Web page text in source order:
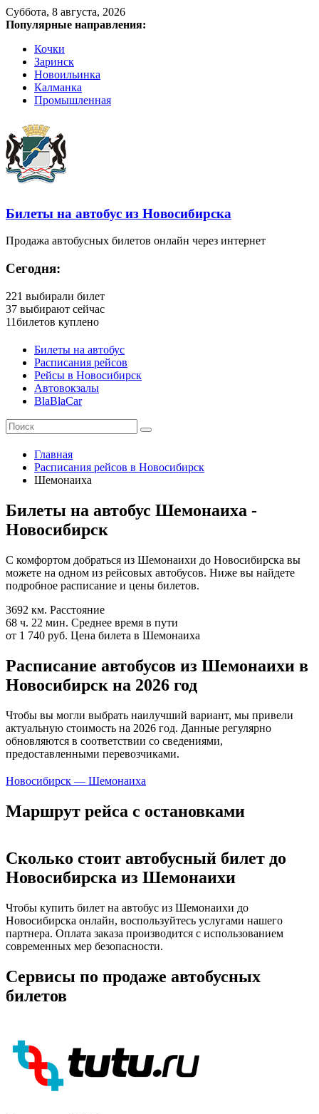
Суббота, 8 августа, 2026
Популярные направления:
Кочки
Заринск
Новоильинка
Калманка
Промышленная
Билеты на автобус из Новосибирска
Продажа автобусных билетов онлайн через интернет
Сегодня:
221 выбирали билет
37 выбирают сейчас
11билетов куплено
Билеты на автобус
Расписания рейсов
Рейсы в Новосибирск
Автовокзалы
BlaBlaCar
Главная
Расписания рейсов в Новосибирск
Шемонаиха
Билеты на автобус Шемонаиха -
Новосибирск
С комфортом добраться из Шемонаихи до Новосибирска вы
можете на одном из рейсовых автобусов. Ниже вы найдете
подробное расписание и цены билетов.
3692 км. Расстояние
68 ч. 22 мин. Среднее время в пути
от 1 740 руб. Цена билета в Шемонаиха
Расписание автобусов из Шемонаихи в
Новосибирск на 2026 год
Чтобы вы могли выбрать наилучший вариант, мы привели
актуальную стоимость на 2026 год. Данные регулярно
обновляются в соответствии со сведениями,
предоставленными перевозчиками.
Новосибирск — Шемонаиха
Маршрут рейса с остановками
Сколько стоит автобусный билет до
Новосибирска из Шемонаихи
Чтобы купить билет на автобус из Шемонаихи до
Новосибирска онлайн, воспользуйтесь услугами нашего
партнера. Оплата заказа производится с использованием
современных мер безопасности.
Сервисы по продаже автобусных
билетов